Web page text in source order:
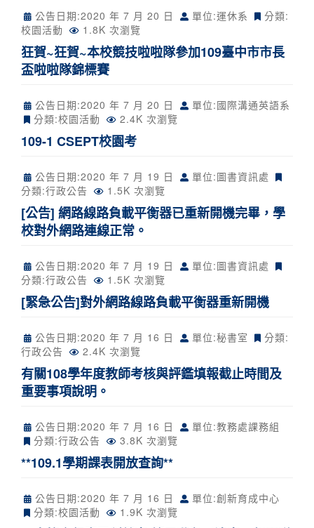
公告日期:2020 年 7 月 20 日 單位:運休系
分類:
校園活動
1.8K 次瀏覽
狂賀~狂賀~本校競技啦啦隊參加109臺中市市長
盃啦啦隊錦標賽
公告日期:2020 年 7 月 20 日
單位:國際溝通英語系
分類:校園活動 2.4K 次瀏覽
109-1 CSEPT校園考
公告日期:2020 年 7 月 19 日
單位:圖書資訊處
分類:行政公告 1.5K 次瀏覽
[公告] 網路線路負載平衡器已重新開機完畢，學
校對外網路連線正常。
公告日期:2020 年 7 月 19 日
單位:圖書資訊處
分類:行政公告 1.5K 次瀏覽
[緊急公告]對外網路線路負載平衡器重新開機
公告日期:2020 年 7 月 16 日 單位:秘書室
分類:
行政公告
2.4K 次瀏覽
有關108學年度教師考核與評鑑填報截止時間及
重要事項說明。
公告日期:2020 年 7 月 16 日
單位:教務處課務組
分類:行政公告 3.8K 次瀏覽
**109.1學期課表開放查詢**
公告日期:2020 年 7 月 16 日
單位:創新育成中心
分類:校園活動 1.9K 次瀏覽